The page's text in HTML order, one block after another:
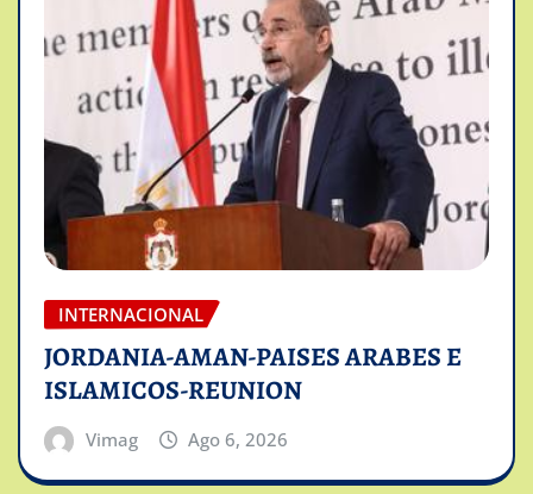
INTERNACIONAL
JORDANIA-AMAN-PAISES ARABES E
ISLAMICOS-REUNION
Vimag Ago 6, 2026